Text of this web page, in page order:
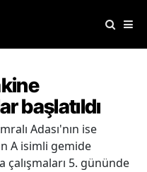
başlatıldı
Adası'nın ise
A isimli gemide
5. gününde